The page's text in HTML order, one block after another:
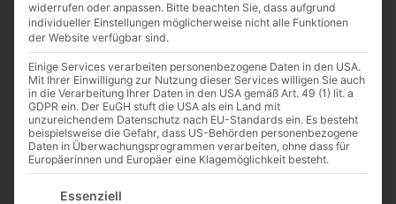
Gewicht &
Maße
Gewicht ca. 340 kg
Länge ca. 40 cm
Breite ca. 50 cm
Höhe ca. 110 cm
widerrufen oder anpassen. Bitte beachten Sie, dass aufgrund
individueller Einstellungen möglicherweise nicht alle Funktionen
der Website verfügbar sind.
Einige Services verarbeiten personenbezogene Daten in den USA.
Mit Ihrer Einwilligung zur Nutzung dieser Services willigen Sie auch
in die Verarbeitung Ihrer Daten in den USA gemäß Art. 49 (1) lit. a
GDPR ein. Der EuGH stuft die USA als ein Land mit
unzureichendem Datenschutz nach EU-Standards ein. Es besteht
beispielsweise die Gefahr, dass US-Behörden personenbezogene
Daten in Überwachungsprogrammen verarbeiten, ohne dass für
Europäerinnen und Europäer eine Klagemöglichkeit besteht.
Es folgt eine Liste der Service-Gruppen, für die eine
Essenziell